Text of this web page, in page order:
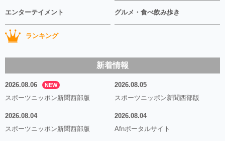
エンターテイメント グルメ・食べ飲み歩き
ランキング
新着情報
2026.08.06 NEW
スポーツニッポン新聞西部版
2026.08.05
スポーツニッポン新聞西部版
2026.08.04
スポーツニッポン新聞西部版
2026.08.04
Afnポータルサイト